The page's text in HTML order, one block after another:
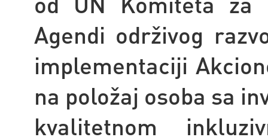
Agendi održivog
implementaciji
na položaj osoba sa
kvalitetnom